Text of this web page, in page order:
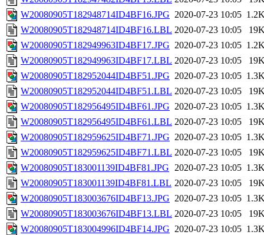
W20080905T182948714ID4BF16.JPG 2020-07-23 10:05
W20080905T182948714ID4BF16.LBL 2020-07-23 10:05
W20080905T182949963ID4BF17.JPG 2020-07-23 10:05
W20080905T182949963ID4BF17.LBL 2020-07-23 10:05
W20080905T182952044ID4BF51.JPG 2020-07-23 10:05
W20080905T182952044ID4BF51.LBL 2020-07-23 10:05
W20080905T182956495ID4BF61.JPG 2020-07-23 10:05
W20080905T182956495ID4BF61.LBL 2020-07-23 10:05
W20080905T182959625ID4BF71.JPG 2020-07-23 10:05
W20080905T182959625ID4BF71.LBL 2020-07-23 10:05
W20080905T183001139ID4BF81.JPG 2020-07-23 10:05
W20080905T183001139ID4BF81.LBL 2020-07-23 10:05
W20080905T183003676ID4BF13.JPG 2020-07-23 10:05
W20080905T183003676ID4BF13.LBL 2020-07-23 10:05
W20080905T183004996ID4BF14.JPG 2020-07-23 10:05